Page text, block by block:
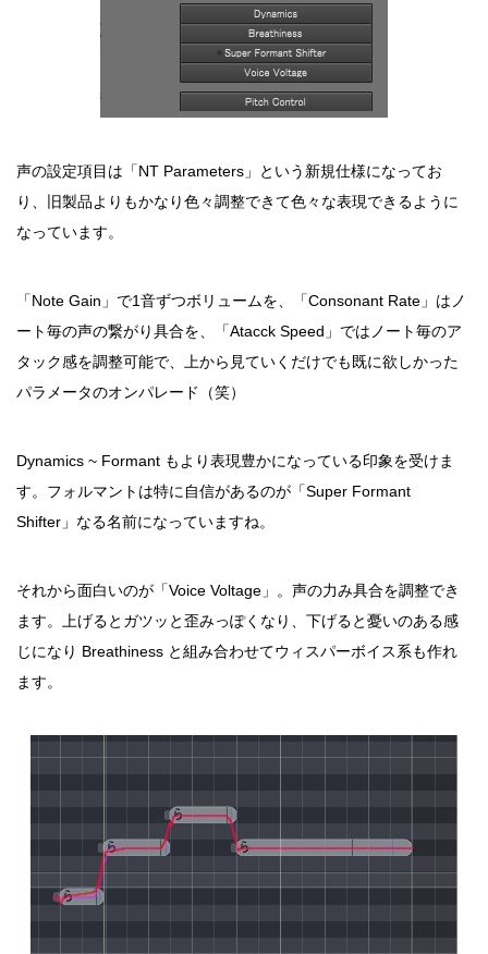
声の設定項目は「NT Parameters」という新規仕様になってお
り、旧製品よりもかなり色々調整できて色々な表現できるように
なっています。
「Note Gain」で1音ずつボリュームを、「Consonant Rate」はノ
ート毎の声の繋がり具合を、「Atacck Speed」ではノート毎のア
タック感を調整可能で、上から見ていくだけでも既に欲しかった
パラメータのオンパレード（笑）
Dynamics ~ Formant もより表現豊かになっている印象を受けま
す。フォルマントは特に自信があるのが「Super Formant
Shifter」なる名前になっていますね。
それから面白いのが「Voice Voltage」。声の力み具合を調整でき
ます。上げるとガツッと歪みっぽくなり、下げると憂いのある感
じになり Breathiness と組み合わせてウィスパーボイス系も作れ
ます。